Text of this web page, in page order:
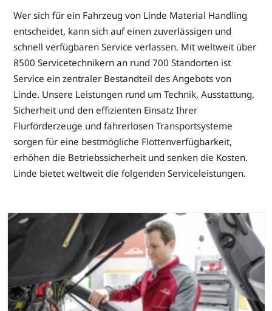
Wer sich für ein Fahrzeug von Linde Material Handling
entscheidet, kann sich auf einen zuverlässigen und
schnell verfügbaren Service verlassen. Mit weltweit über
8500 Servicetechnikern an rund 700 Standorten ist
Service ein zentraler Bestandteil des Angebots von
Linde. Unsere Leistungen rund um Technik, Ausstattung,
Sicherheit und den effizienten Einsatz Ihrer
Flurförderzeuge und fahrerlosen Transportsysteme
sorgen für eine bestmögliche Flottenverfügbarkeit,
erhöhen die Betriebssicherheit und senken die Kosten.
Linde bietet weltweit die folgenden Serviceleistungen.